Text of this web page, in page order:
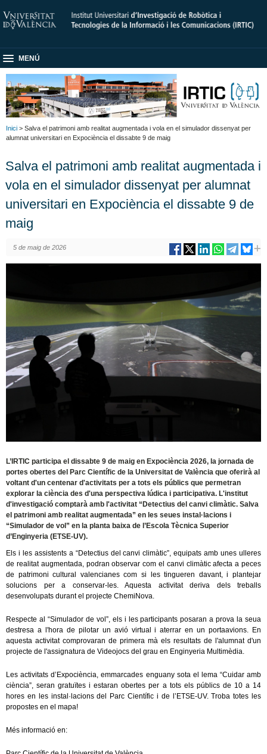
MENÚ
Inici > Salva el patrimoni amb realitat augmentada i vola en el simulador dissenyat per
alumnat universitari en Expociència el dissabte 9 de maig
Salva el patrimoni amb realitat augmentada i
vola en el simulador dissenyat per alumnat
universitari en Expociència el dissabte 9 de
maig
5 de maig de 2026
L’IRTIC participa el dissabte 9 de maig en Expociència 2026, la jornada de
portes obertes del Parc Científic de la Universitat de València que oferirà al
voltant d'un centenar d'activitats per a tots els públics que permetran
explorar la ciència des d'una perspectiva lúdica i participativa. L'institut
d'investigació comptarà amb l'activitat “Detectius del canvi climàtic. Salva
el patrimoni amb realitat augmentada” en les seues instal·lacions i
“Simulador de vol” en la planta baixa de l’Escola Tècnica Superior
d’Enginyeria (ETSE-UV).
Els i les assistents a “Detectius del canvi climàtic”, equipats amb unes ulleres
de realitat augmentada, podran observar com el canvi climàtic afecta a peces
de patrimoni cultural valencianes com si les tingueren davant, i plantejar
solucions per a conservar-les. Aquesta activitat deriva dels treballs
desenvolupats durant el projecte ChemiNova.
Respecte al “Simulador de vol”, els i les participants posaran a prova la seua
destresa a l'hora de pilotar un avió virtual i aterrar en un portaavions. En
aquesta activitat comprovaran de primera mà els resultats de l'alumnat d'un
projecte de l'assignatura de Videojocs del grau en Enginyeria Multimèdia.
Les activitats d’Expociència, emmarcades enguany sota el lema “Cuidar amb
ciència”, seran gratuïtes i estaran obertes per a tots els públics de 10 a 14
hores en les instal·lacions del Parc Científic i de l’ETSE-UV. Troba totes les
propostes en el mapa!
Més informació en: